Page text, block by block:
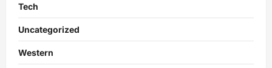
Tech
Uncategorized
Western